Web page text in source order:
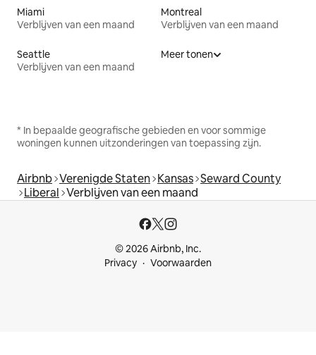
Miami
Verblijven van een maand
Montreal
Verblijven van een maand
Seattle
Verblijven van een maand
Meer tonen
* In bepaalde geografische gebieden en voor sommige
woningen kunnen uitzonderingen van toepassing zijn.
Airbnb Verenigde Staten Kansas Seward County
Liberal Verblijven van een maand
© 2026 Airbnb, Inc.
Privacy
Voorwaarden